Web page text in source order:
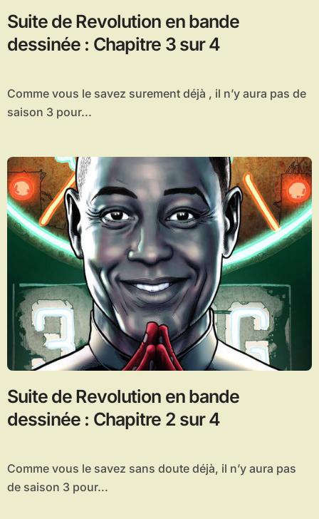
Suite de Revolution en bande
dessinée : Chapitre 3 sur 4
Comme vous le savez surement déjà , il n’y aura pas de
saison 3 pour...
Suite de Revolution en bande
dessinée : Chapitre 2 sur 4
Comme vous le savez sans doute déjà, il n’y aura pas
de saison 3 pour...